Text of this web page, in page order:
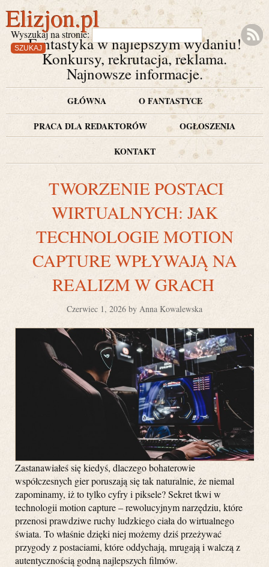
Wyszukaj na stronie:
Elizjon.pl
Fantastyka w najlepszym wydaniu!
Konkursy, rekrutacja, reklama.
Najnowsze informacje.
GŁÓWNA
O FANTASTYCE
PRACA DLA REDAKTORÓW
OGŁOSZENIA
KONTAKT
TWORZENIE POSTACI
WIRTUALNYCH: JAK
TECHNOLOGIE MOTION
CAPTURE WPŁYWAJĄ NA
REALIZM W GRACH
Czerwiec 1, 2026 by Anna Kowalewska
Zastanawiałeś się kiedyś, dlaczego bohaterowie
współczesnych gier poruszają się tak naturalnie, że niemal
zapominamy, iż to tylko cyfry i piksele? Sekret tkwi w
technologii motion capture – rewolucyjnym narzędziu, które
przenosi prawdziwe ruchy ludzkiego ciała do wirtualnego
świata. To właśnie dzięki niej możemy dziś przeżywać
przygody z postaciami, które oddychają, mrugają i walczą z
autentycznością godną najlepszych filmów.